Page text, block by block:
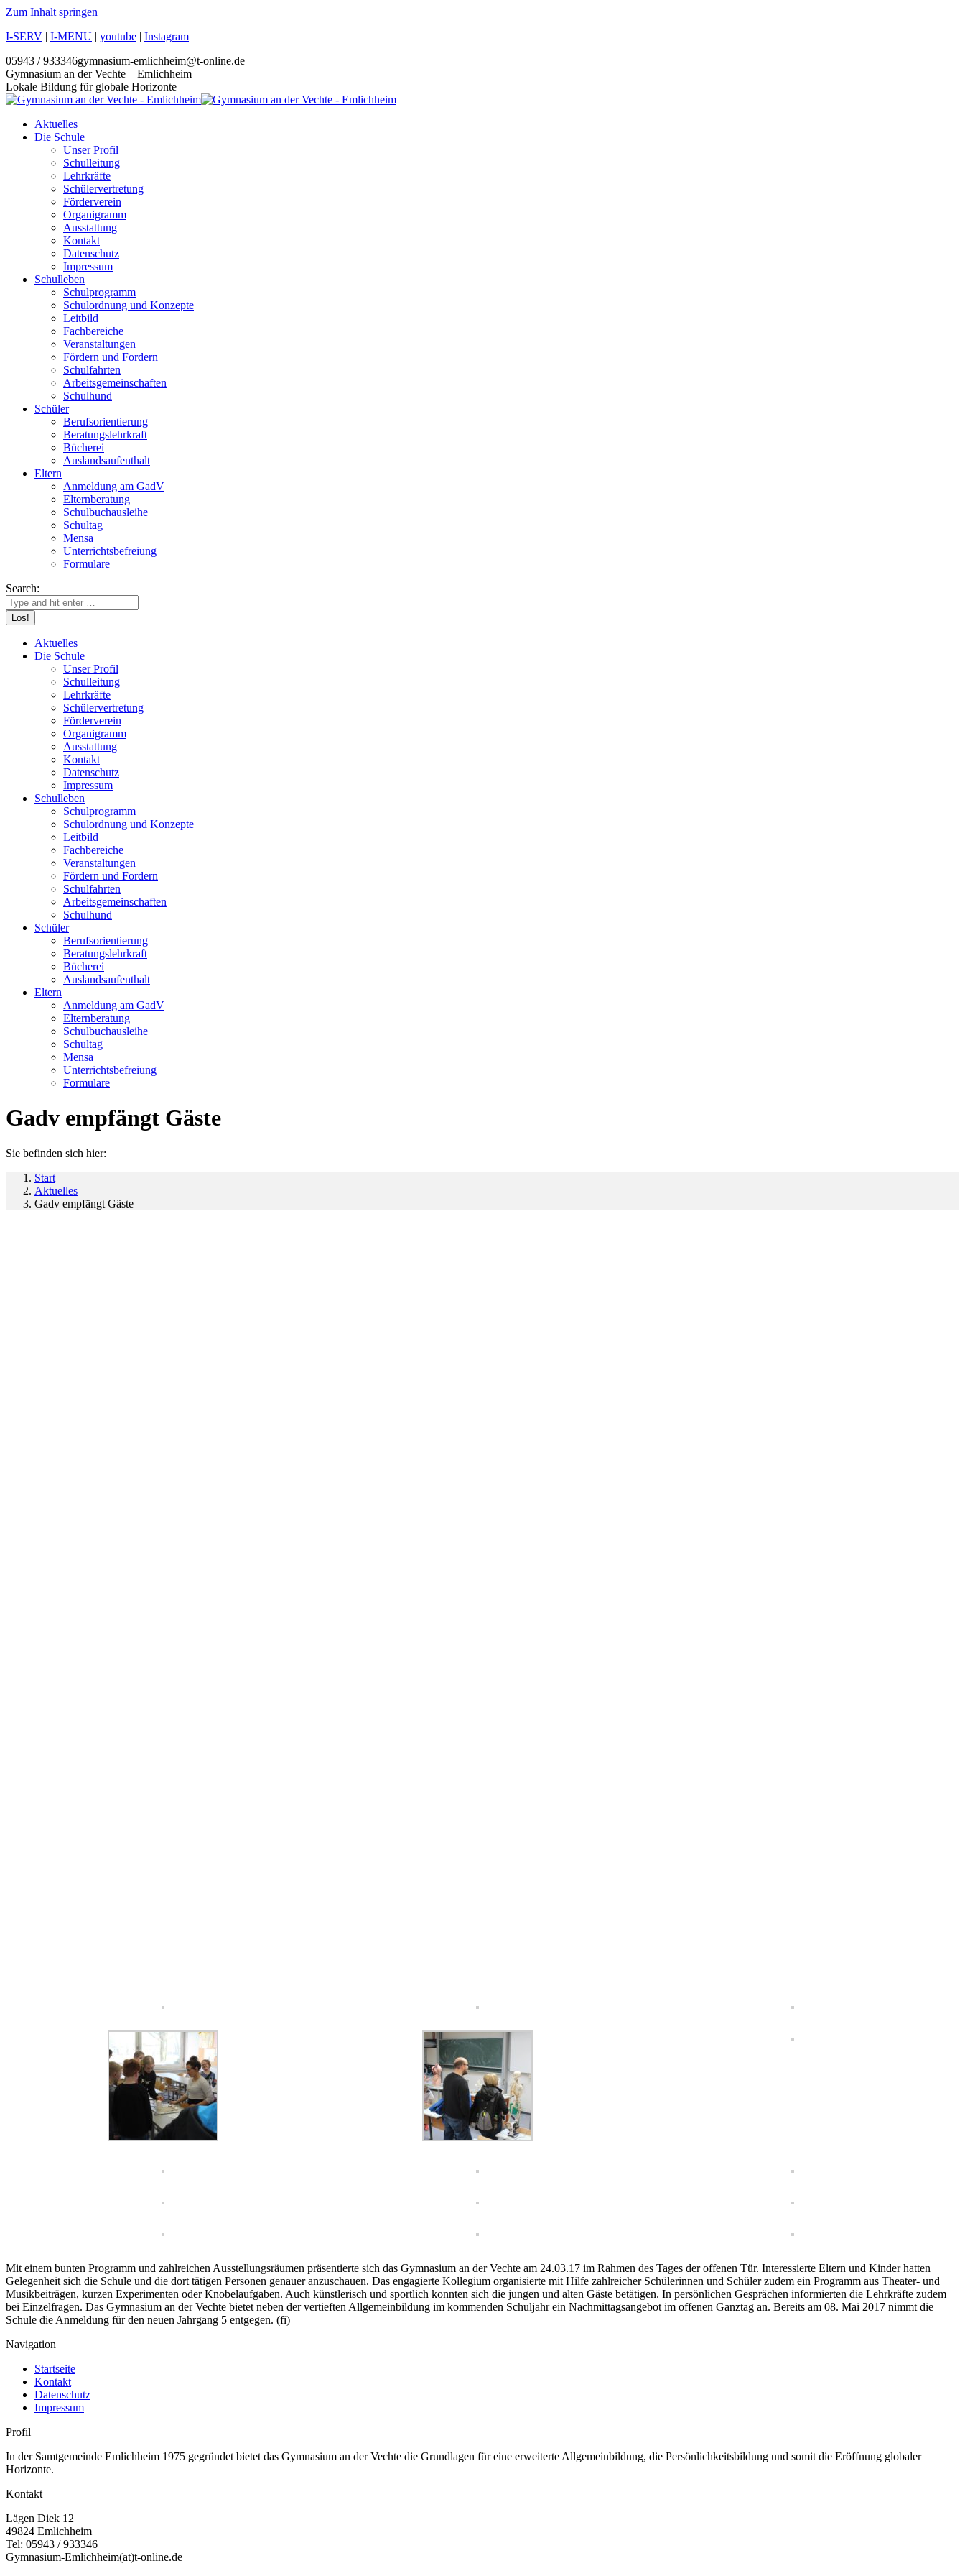
Zum Inhalt springen
I-SERV | I-MENU | youtube | Instagram
05943 / 933346gymnasium-emlichheim@t-online.de
Gymnasium an der Vechte – Emlichheim
Lokale Bildung für globale Horizonte
Aktuelles
Die Schule
Unser Profil
Schulleitung
Lehrkräfte
Schülervertretung
Förderverein
Organigramm
Ausstattung
Kontakt
Datenschutz
Impressum
Schulleben
Schulprogramm
Schulordnung und Konzepte
Leitbild
Fachbereiche
Veranstaltungen
Fördern und Fordern
Schulfahrten
Arbeitsgemeinschaften
Schulhund
Schüler
Berufsorientierung
Beratungslehrkraft
Bücherei
Auslandsaufenthalt
Eltern
Anmeldung am GadV
Elternberatung
Schulbuchausleihe
Schultag
Mensa
Unterrichtsbefreiung
Formulare
Search:
Aktuelles
Die Schule
Unser Profil
Schulleitung
Lehrkräfte
Schülervertretung
Förderverein
Organigramm
Ausstattung
Kontakt
Datenschutz
Impressum
Schulleben
Schulprogramm
Schulordnung und Konzepte
Leitbild
Fachbereiche
Veranstaltungen
Fördern und Fordern
Schulfahrten
Arbeitsgemeinschaften
Schulhund
Schüler
Berufsorientierung
Beratungslehrkraft
Bücherei
Auslandsaufenthalt
Eltern
Anmeldung am GadV
Elternberatung
Schulbuchausleihe
Schultag
Mensa
Unterrichtsbefreiung
Formulare
Gadv empfängt Gäste
Sie befinden sich hier:
Start
Aktuelles
Gadv empfängt Gäste
Mit einem bunten Programm und zahlreichen Ausstellungsräumen präsentierte sich das Gymnasium an der Vechte am 24.03.17 im Rahmen des Tages der offenen Tür. Interessierte Eltern und Kinder hatten
Gelegenheit sich die Schule und die dort tätigen Personen genauer anzuschauen. Das engagierte Kollegium organisierte mit Hilfe zahlreicher Schülerinnen und Schüler zudem ein Programm aus Theater- und
Musikbeiträgen, kurzen Experimenten oder Knobelaufgaben. Auch künstlerisch und sportlich konnten sich die jungen und alten Gäste betätigen. In persönlichen Gesprächen informierten die Lehrkräfte zudem
bei Einzelfragen. Das Gymnasium an der Vechte bietet neben der vertieften Allgemeinbildung im kommenden Schuljahr ein Nachmittagsangebot im offenen Ganztag an. Bereits am 08. Mai 2017 nimmt die
Schule die Anmeldung für den neuen Jahrgang 5 entgegen. (fi)
Navigation
Startseite
Kontakt
Datenschutz
Impressum
Profil
In der Samtgemeinde Emlichheim 1975 gegründet bietet das Gymnasium an der Vechte die Grundlagen für eine erweiterte Allgemeinbildung, die Persönlichkeitsbildung und somit die Eröffnung globaler
Horizonte.
Kontakt
Lägen Diek 12
49824 Emlichheim
Tel: 05943 / 933346
Gymnasium-Emlichheim(at)t-online.de